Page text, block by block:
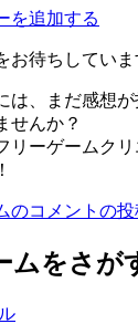
を追加する
お待ちしていま
は、まだ感想
せんか？
リーゲームク
のコメントの
をさが